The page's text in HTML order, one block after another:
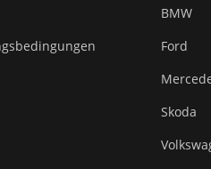
BMW
Ford
Skoda